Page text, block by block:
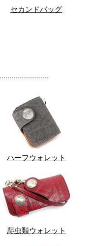
セカンドバッグ
ハーフウォレット
爬虫類ウォレット